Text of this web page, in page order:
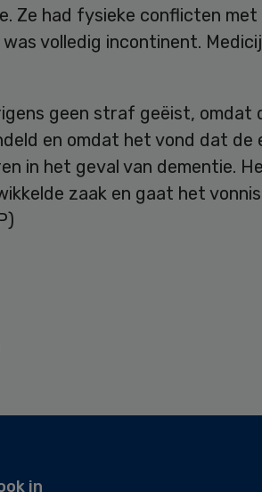
Ze had fysieke conflicten met
volledig incontinent.
geen straf geëist, omdat
en omdat het vond dat de
in het geval van dementie.
zaak en gaat het
in